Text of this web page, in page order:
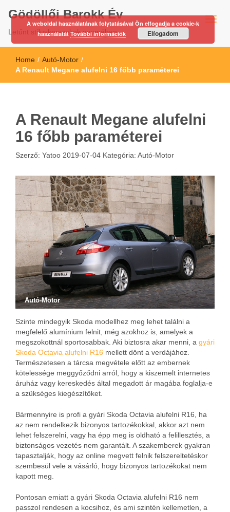
Gödöllői Barokk Év
Letűnt stíluskorszakok nyomában…
Home / Autó-Motor /
A Renault Megane alufelni 16 főbb paraméterei
A Renault Megane alufelni
16 főbb paraméterei
Szerző: Yatoo 2019-07-04 Kategória: Autó-Motor
Autó-Motor
Szinte mindegyik Skoda modellhez meg lehet találni a
megfelelő alumínium felnit, még azokhoz is, amelyek a
megszokottnál sportosabbak. Aki biztosra akar menni, a gyári
Skoda Octavia alufelni R16 mellett dönt a verdájához.
Természetesen a tárcsa megvétele előtt az embernek
kötelessége meggyőződni arról, hogy a kiszemelt internetes
áruház vagy kereskedés által megadott ár magába foglalja-e
a szükséges kiegészítőket.
Bármennyire is profi a gyári Skoda Octavia alufelni R16, ha
az nem rendelkezik bizonyos tartozékokkal, akkor azt nem
lehet felszerelni, vagy ha épp meg is oldható a felillesztés, a
biztonságos vezetés nem garantált. A szakemberek gyakran
tapasztalják, hogy az online megvett felnik felszereltetéskor
szembesül vele a vásárló, hogy bizonyos tartozékokat nem
kapott meg.
Pontosan emiatt a gyári Skoda Octavia alufelni R16 nem
passzol rendesen a kocsihoz, és ami szintén kellemetlen, a
A weboldal használatának folytatásával Ön elfogadja a cookie-k
használatátTovábbi információk Elfogadom